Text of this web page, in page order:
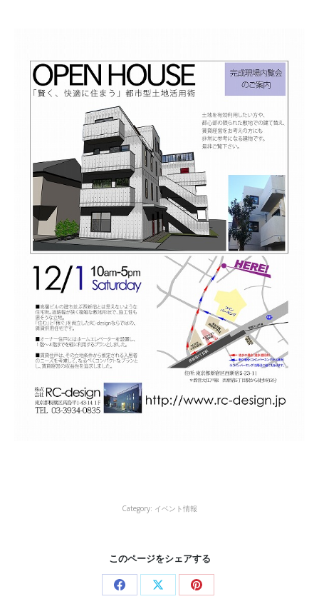
Category: イベント情報
このページをシェアする
Share Share Share